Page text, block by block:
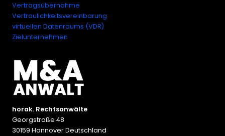
Vertragsübernahme
Vertraulichkeitsvereinbarung
virtuellen Datenraums (VDR)
Zielunternehmen
horak. Rechtsanwälte
Georgstraße 48
30159 Hannover Deutschland